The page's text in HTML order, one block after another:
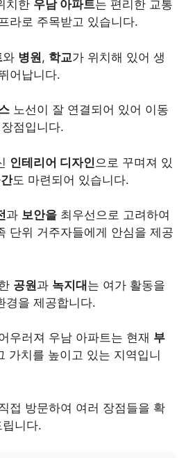
치한 우남 아파트는 편리한 교통
라로 주목받고 있습니다.
와 병원, 학교가 위치해 있어 생
어납니다.
노선이 잘 연결되어 있어 이동
점입니다.
인테리어 디자인 으로 꾸며져 있
도 마련되어 있습니다.
과 보안을 최우선으로 고려하여
단위 거주자들에게 안심을 제공
공원과 녹지대는 여가 활동을
경을 제공합니다.
우러져 우남 아파트는 현재 부
가치를 높이고 있는 지역입니
접 방문하여 여러 장점들을 확
니다.